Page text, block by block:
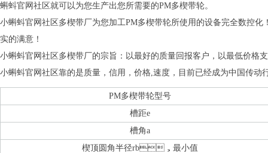
蝌蚪官网社区就可以为您生产出您所需要的PM多楔带轮。
小蝌蚪官网社区多楔带厂为您加工PM多楔带轮所使用的设备完全数控化
实的满意！
小蝌蚪官网社区多楔带厂的宗旨：以最好的质量回报客户，以最低价
小蝌蚪官网社区靠的是质量，信用，价格,速度，目前已经成为中国传动
PM多楔带轮型号
槽距e
槽角a
楔顶圆角半径rb，最小值